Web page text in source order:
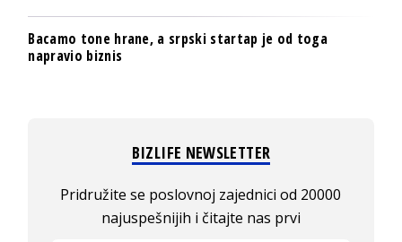
Bacamo tone hrane, a srpski startap je od toga
napravio biznis
BIZLIFE NEWSLETTER
Pridružite se poslovnoj zajednici od 20000
najuspešnijih i čitajte nas prvi